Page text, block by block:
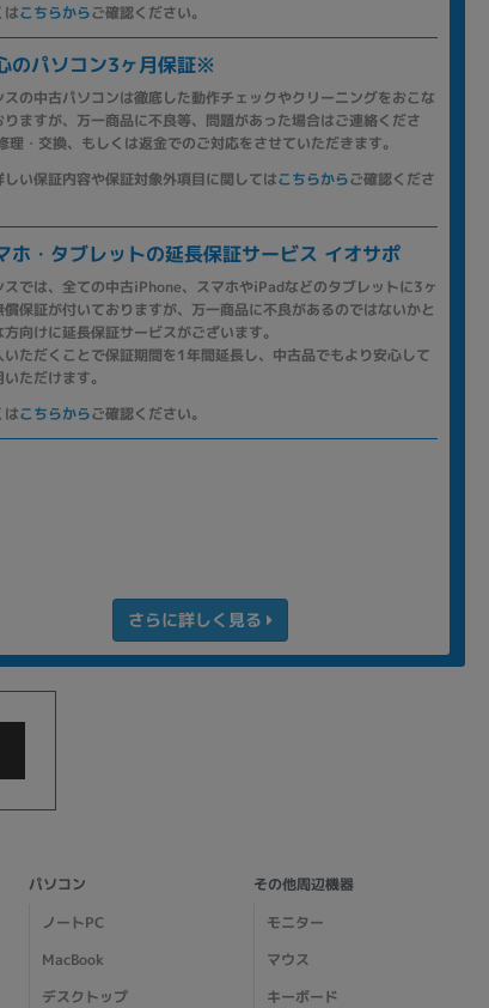
はこちらからご確認ください。
のパソコン3ヶ月保証※
スの中古パソコンは徹底した動作チェックやクリーニングをおこな
りますが、万一商品に不良等、問題があった場合はご連絡くださ
理・交換、もしくは返金でのご対応をさせていただきます。
しい保証内容や保証対象外項目に関してはこちらからご確認くださ
ホ・タブレットの延長保証サービス イオサポ
スでは、全ての中古iPhone、スマホやiPadなどのタブレットに3ヶ
償保証が付いておりますが、万一商品に不良があるのではないかと
向けに延長保証サービスがございます。
いただくことで保証期間を1年間延長し、中古品でもより安心して
ただけます。
はこちらからご確認ください。
さらに詳しく見る
パソコン
ノートPC
MacBook
デスクトップ
その他周辺機器
モニター
マウス
キーボード
商品検索